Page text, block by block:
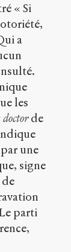
« Si
a
les
doctorde
une
signe
parti